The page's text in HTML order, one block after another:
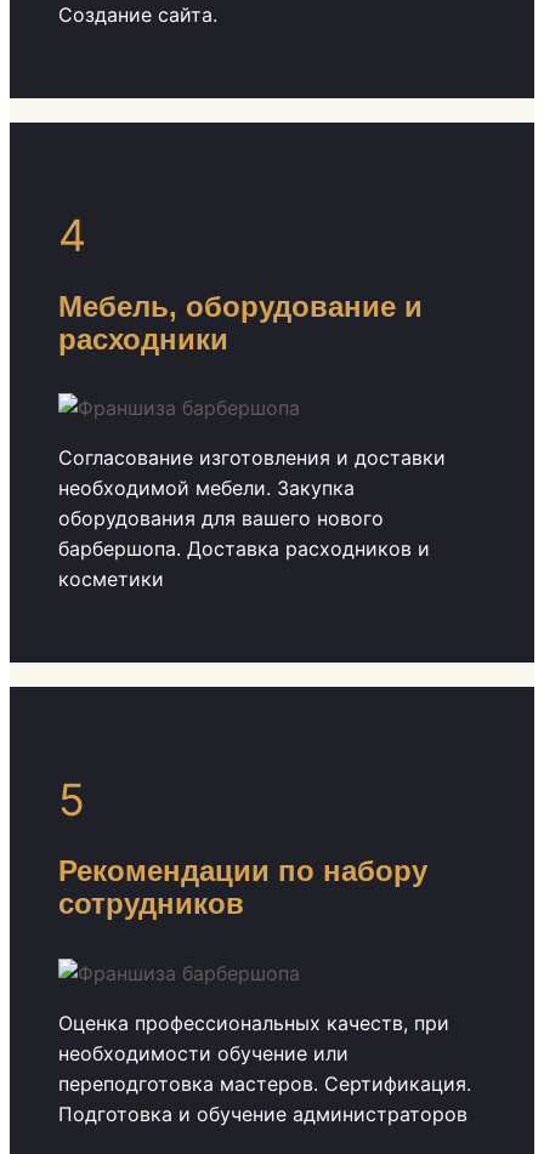
Создание сайта.
4
Мебель, оборудование и
расходники
Согласование изготовления и доставки
необходимой мебели. Закупка
оборудования для вашего нового
барбершопа. Доставка расходников и
косметики
5
Рекомендации по набору
сотрудников
Оценка профессиональных качеств, при
необходимости обучение или
переподготовка мастеров. Сертификация.
Подготовка и обучение администраторов